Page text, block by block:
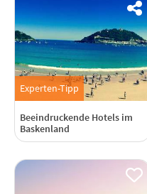
Experten-Tipp
Beeindruckende Hotels im
Baskenland